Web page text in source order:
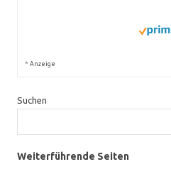
* Anzeige
Suchen
Weiterführende Seiten